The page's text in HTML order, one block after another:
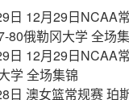
日 12月29日NCAA
80俄勒冈大学 全场
日 12月29日NCAA
学 全场集锦
日 澳女篮常规赛 珀